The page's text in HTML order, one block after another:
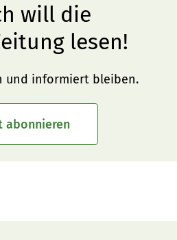
will die
lesen!
und informiert bleiben.
abonnieren